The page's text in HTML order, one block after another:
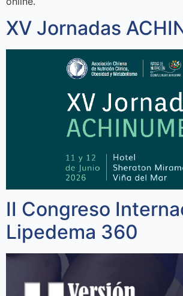
XV Jornadas
II Congreso
Lipedema 360